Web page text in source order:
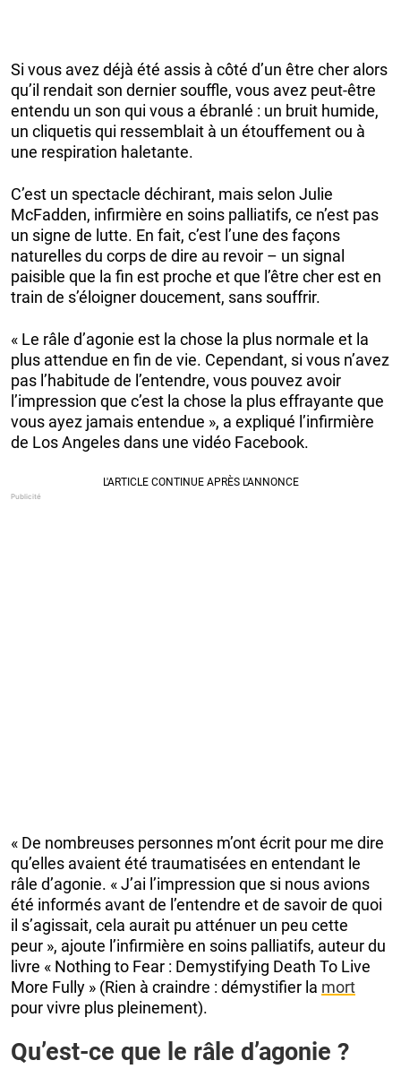
Si vous avez déjà été assis à côté d’un être cher alors
qu’il rendait son dernier souffle, vous avez peut-être
entendu un son qui vous a ébranlé : un bruit humide,
un cliquetis qui ressemblait à un étouffement ou à
une respiration haletante.
C’est un spectacle déchirant, mais selon Julie
McFadden, infirmière en soins palliatifs, ce n’est pas
un signe de lutte. En fait, c’est l’une des façons
naturelles du corps de dire au revoir – un signal
paisible que la fin est proche et que l’être cher est en
train de s’éloigner doucement, sans souffrir.
« Le râle d’agonie est la chose la plus normale et la
plus attendue en fin de vie. Cependant, si vous n’avez
pas l’habitude de l’entendre, vous pouvez avoir
l’impression que c’est la chose la plus effrayante que
vous ayez jamais entendue », a expliqué l’infirmière
de Los Angeles dans une vidéo Facebook.
« De nombreuses personnes m’ont écrit pour me dire
qu’elles avaient été traumatisées en entendant le
râle d’agonie. « J’ai l’impression que si nous avions
été informés avant de l’entendre et de savoir de quoi
il s’agissait, cela aurait pu atténuer un peu cette
peur », ajoute l’infirmière en soins palliatifs, auteur du
livre « Nothing to Fear : Demystifying Death To Live
More Fully » (Rien à craindre : démystifier la mort
pour vivre plus pleinement).
Qu’est-ce que le râle d’agonie ?